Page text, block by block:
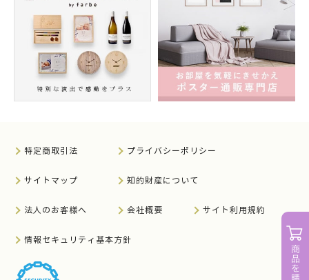
特定商取引法 プライバシーポリシー
サイトマップ 知的財産について
法人のお客様へ 会社概要 サイト利用規約
情報セキュリティ基本方針